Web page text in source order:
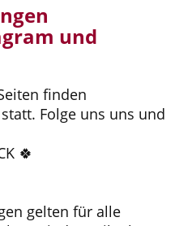
und
finden
Folge uns uns und
🍀
gelten für alle